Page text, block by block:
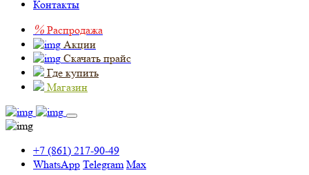
Контакты
% Распродажа
Акции
Скачать прайс
Где купить
Магазин
+7 (861) 217-90-49
WhatsApp Telegram Max